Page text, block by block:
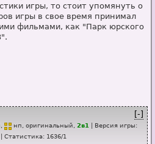
игры, то стоит упомянуть о
игры в свое время принимал
фильмами, как "Парк юрского
[-]
нп , оригинальный, 2в1
| Версия игры:
Статистика: 1636/1